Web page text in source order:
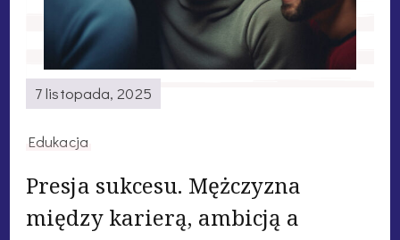
7 listopada, 2025
Edukacja
Presja sukcesu. Mężczyzna
między karierą, ambicją a